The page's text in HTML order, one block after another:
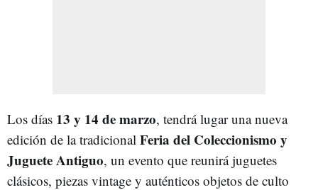
Los días 13 y 14 de marzo, tendrá lugar una nueva
edición de la tradicional Feria del Coleccionismo y
Juguete Antiguo, un evento que reunirá juguetes
clásicos, piezas vintage y auténticos objetos de culto